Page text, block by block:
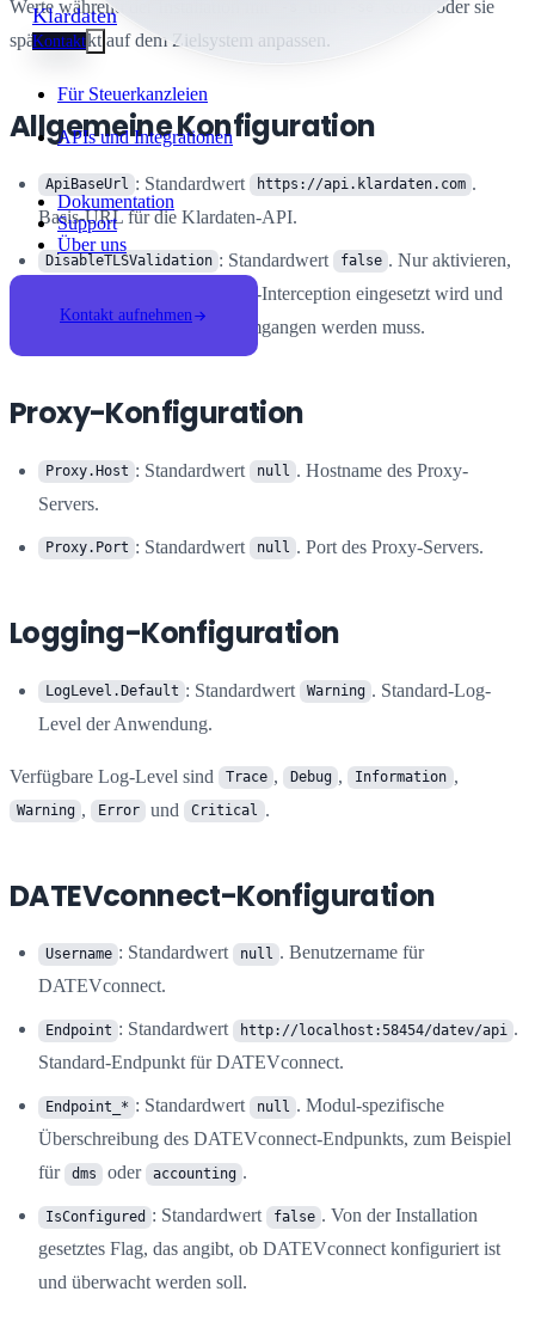
Klardaten
Kontakt
Für Steuerkanzleien
APIs und Integrationen
Dokumentation
Support
Über uns
Kontakt aufnehmen
Werte während der Installation mit
setzen oder sie
später direkt auf dem Zielsystem anpassen.
Allgemeine Konfiguration
ApiBaseUrl : Standardwert https://api.klardaten.com .
Basis-URL für die Klardaten-API.
DisableTLSValidation : Standardwert false . Nur aktivieren,
wenn in der Umgebung SSL-Interception eingesetzt wird und
die TLS-Prüfung bewusst umgangen werden muss.
Proxy-Konfiguration
Proxy.Host : Standardwert null . Hostname des Proxy-
Servers.
Proxy.Port : Standardwert null . Port des Proxy-Servers.
Logging-Konfiguration
LogLevel.Default : Standardwert Warning . Standard-Log-
Level der Anwendung.
Verfügbare Log-Level sind Trace , Debug , Information ,
Warning , Error und Critical .
DATEVconnect-Konfiguration
Username : Standardwert null . Benutzername für
DATEVconnect.
Endpoint : Standardwert http://localhost:58454/datev/api .
Standard-Endpunkt für DATEVconnect.
Endpoint_* : Standardwert null . Modul-spezifische
Überschreibung des DATEVconnect-Endpunkts, zum Beispiel
für
dms oder accounting .
IsConfigured : Standardwert false . Von der Installation
gesetztes Flag, das angibt, ob DATEVconnect konfiguriert ist
und überwacht werden soll.